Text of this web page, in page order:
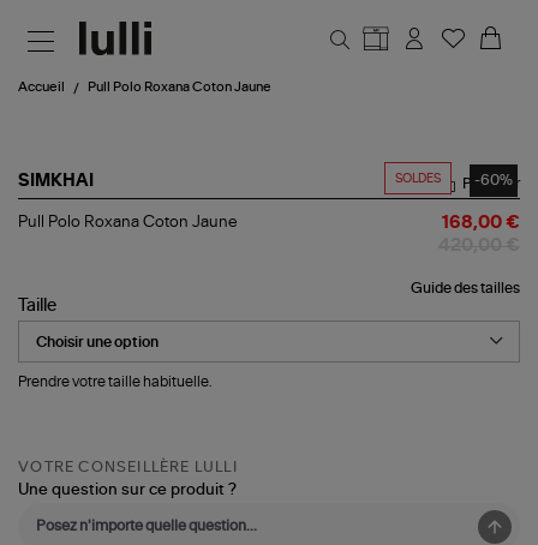
Accueil Pull Polo Roxana Coton Jaune
SOLDES -60%
SIMKHAI
Pull
Jaune
Partager
Pull Polo Roxana Coton Jaune 168,00 €
Guide des tailles
Taille
Prendre votre taille habituelle.
VOTRE CONSEILLÈRE LULLI
Une question sur ce produit ?